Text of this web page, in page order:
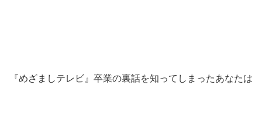
『めざましテレビ』卒業の裏話を知ってしまったあなたは